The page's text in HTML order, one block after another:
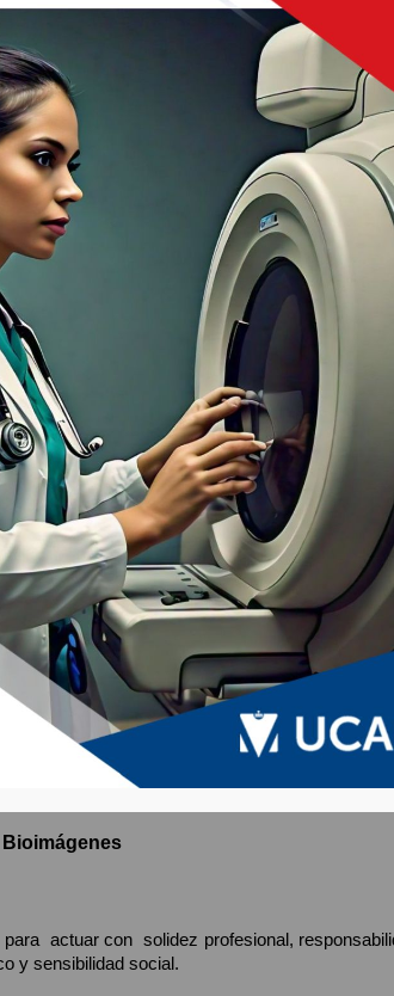
actuar con solidez profesional,
y sensibilidad social.